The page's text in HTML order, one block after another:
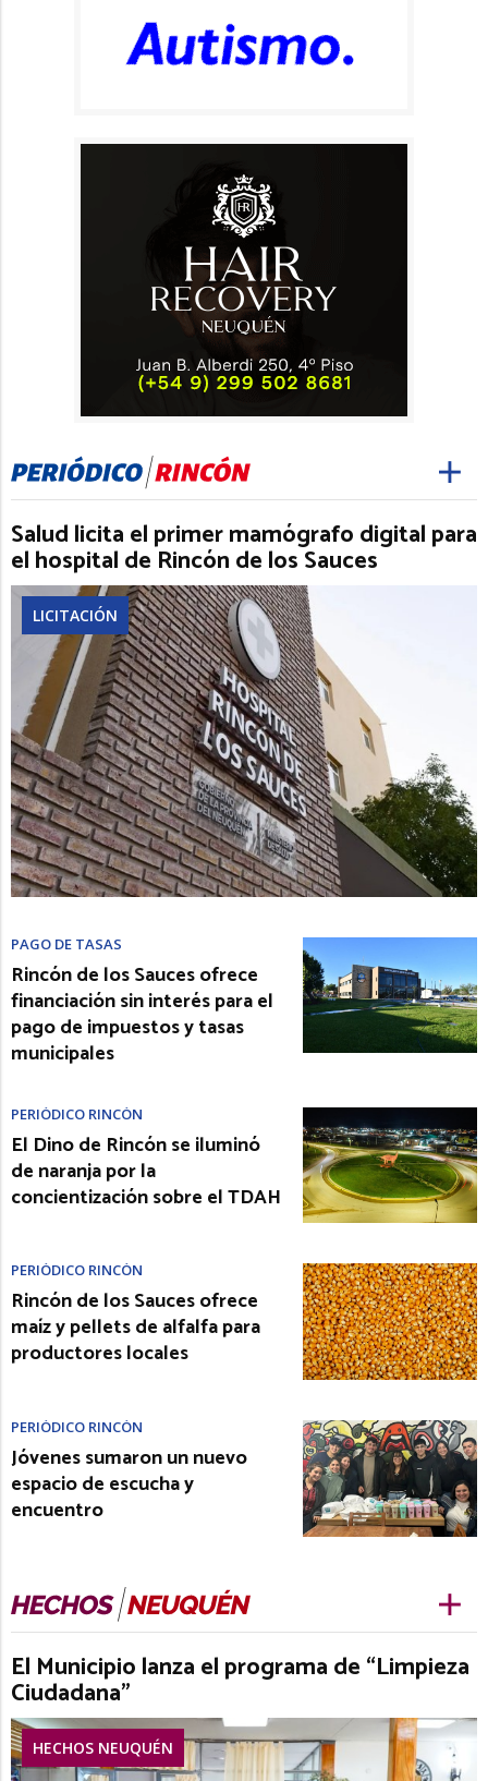
Salud licita el primer mamógrafo digital para
el hospital de Rincón de los Sauces
LICITACIÓN
PAGO DE TASAS
Rincón de los Sauces ofrece
financiación sin interés para el
pago de impuestos y tasas
municipales
PERIÓDICO RINCÓN
El Dino de Rincón se iluminó
de naranja por la
concientización sobre el TDAH
PERIÓDICO RINCÓN
Rincón de los Sauces ofrece
maíz y pellets de alfalfa para
productores locales
PERIÓDICO RINCÓN
Jóvenes sumaron un nuevo
espacio de escucha y
encuentro
El Municipio lanza el programa de “Limpieza
Ciudadana”
HECHOS NEUQUÉN